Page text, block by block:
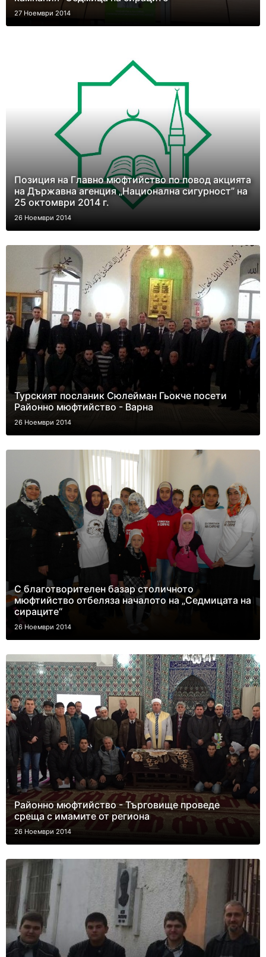
27 Ноември 2014
Позиция на Главно мюфтийство по повод акцията
на Държавна агенция „Национална сигурност” на
25 октомври 2014 г.
26 Ноември 2014
Турският посланик Сюлейман Гьокче посети
Районно мюфтийство - Варна
26 Ноември 2014
С благотворителен базар столичното
мюфтийство отбеляза началото на „Седмицата на
сираците“
26 Ноември 2014
Районно мюфтийство - Търговище проведе
среща с имамите от региона
26 Ноември 2014